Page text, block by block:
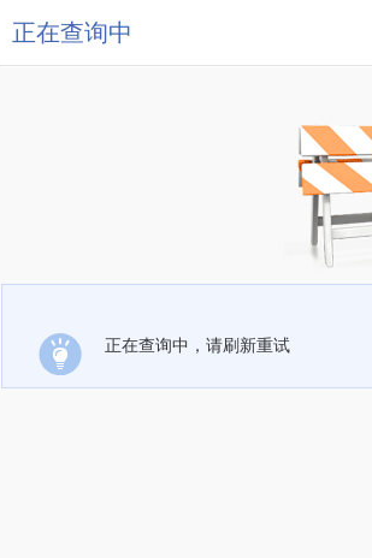
正在查询中
正在查询中，请刷新重试